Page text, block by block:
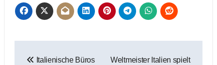
Italienische Büros
Weltmeister Italien spielt